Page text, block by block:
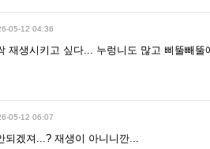
05-12 04:36
재생시키고 싶다... 누렁니도 많고 삐뚤빼뚤
05-12 06:07
되겠져...? 재생이 아니니깐...